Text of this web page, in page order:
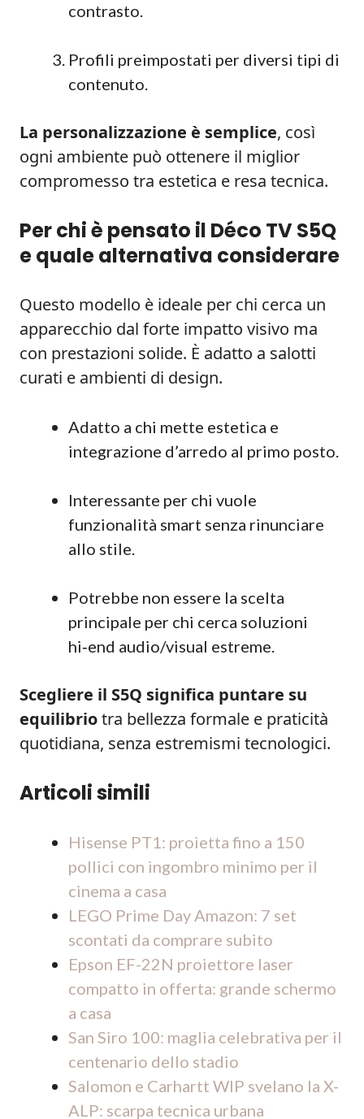
contrasto.
Profili preimpostati per diversi tipi di
contenuto.
La personalizzazione è semplice, così
ogni ambiente può ottenere il miglior
compromesso tra estetica e resa tecnica.
Per chi è pensato il Déco TV S5Q
e quale alternativa considerare
Questo modello è ideale per chi cerca un
apparecchio dal forte impatto visivo ma
con prestazioni solide. È adatto a salotti
curati e ambienti di design.
Adatto a chi mette estetica e
integrazione d’arredo al primo posto.
Interessante per chi vuole
funzionalità smart senza rinunciare
allo stile.
Potrebbe non essere la scelta
principale per chi cerca soluzioni
hi‑end audio/visual estreme.
Scegliere il S5Q significa puntare su
equilibriotra bellezza formale e praticità
quotidiana, senza estremismi tecnologici.
Articoli simili
Hisense PT1: proietta fino a 150
pollici con ingombro minimo per il
cinema a casa
LEGO Prime Day Amazon: 7 set
scontati da comprare subito
Epson EF-22N proiettore laser
compatto in offerta: grande schermo
a casa
San Siro 100: maglia celebrativa per il
centenario dello stadio
Salomon e Carhartt WIP svelano la X-
ALP: scarpa tecnica urbana